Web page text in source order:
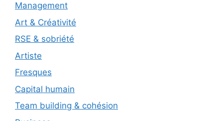
Management
Art & Créativité
RSE & sobriété
Artiste
Fresques
Capital humain
Team building & cohésion